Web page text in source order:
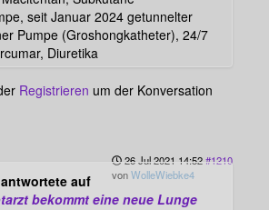
seit Januar 2024 getunnelter
Pumpe (Groshongkatheter), 24/7
Diuretika
Registrieren um der Konversation
26 Jul 2021 14:52#1210
vonWolleWiebke4
antwortete auf
bekommt eine neue Lunge